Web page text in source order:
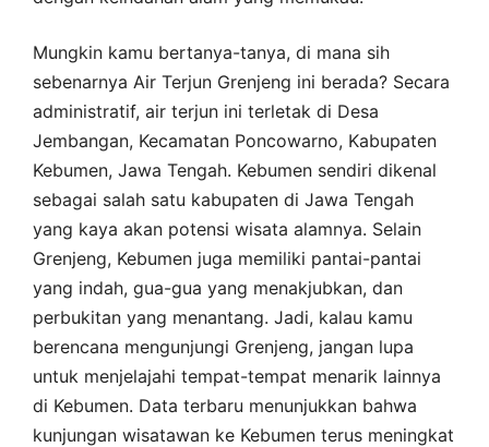
Mungkin kamu bertanya-tanya, di mana sih
sebenarnya Air Terjun Grenjeng ini berada? Secara
administratif, air terjun ini terletak di Desa
Jembangan, Kecamatan Poncowarno, Kabupaten
Kebumen, Jawa Tengah. Kebumen sendiri dikenal
sebagai salah satu kabupaten di Jawa Tengah
yang kaya akan potensi wisata alamnya. Selain
Grenjeng, Kebumen juga memiliki pantai-pantai
yang indah, gua-gua yang menakjubkan, dan
perbukitan yang menantang. Jadi, kalau kamu
berencana mengunjungi Grenjeng, jangan lupa
untuk menjelajahi tempat-tempat menarik lainnya
di Kebumen. Data terbaru menunjukkan bahwa
kunjungan wisatawan ke Kebumen terus meningkat